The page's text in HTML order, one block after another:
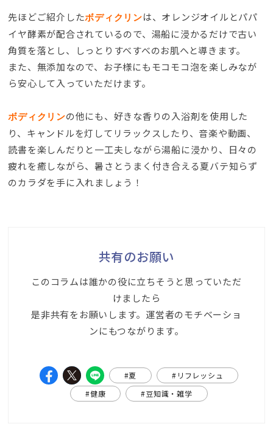
先ほどご紹介したボディクリンは、オレンジオイルとパパ
イヤ酵素が配合されているので、湯船に浸かるだけで古い
角質を落とし、しっとりすべすべのお肌へと導きます。
また、無添加なので、お子様にもモコモコ泡を楽しみなが
ら安心して入っていただけます。
ボディクリンの他にも、好きな香りの入浴剤を使用した
り、キャンドルを灯してリラックスしたり、音楽や動画、
読書を楽しんだりと一工夫しながら湯船に浸かり、日々の
疲れを癒しながら、暑さとうまく付き合える夏バテ知らず
のカラダを手に入れましょう！
共有のお願い
このコラムは誰かの役に立ちそうと思っていただ
けましたら
是非共有をお願いします。運営者のモチベーショ
ンにもつながります。
#夏
#リフレッシュ
#健康
#豆知識・雑学